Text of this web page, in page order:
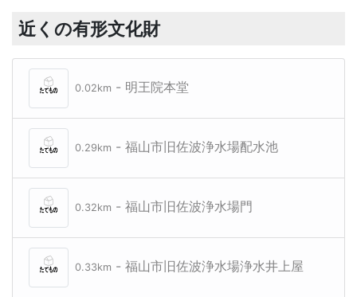
近くの有形文化財
0.02km - 明王院本堂
0.29km - 福山市旧佐波浄水場配水池
0.32km - 福山市旧佐波浄水場門
0.33km - 福山市旧佐波浄水場浄水井上屋